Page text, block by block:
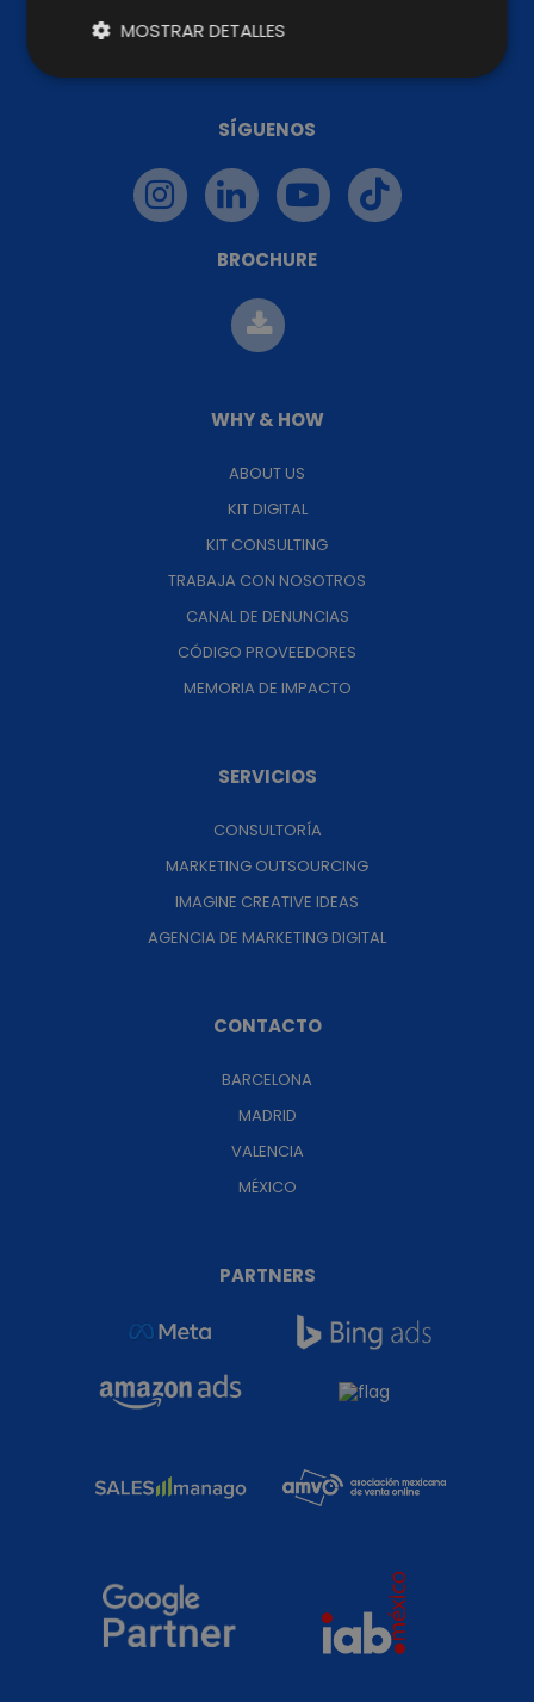
SÍGUENOS
BROCHURE
WHY & HOW
ABOUT US
KIT DIGITAL
KIT CONSULTING
TRABAJA CON NOSOTROS
CANAL DE DENUNCIAS
CÓDIGO PROVEEDORES
MEMORIA DE IMPACTO
SERVICIOS
CONSULTORÍA
MARKETING OUTSOURCING
IMAGINE CREATIVE IDEAS
AGENCIA DE MARKETING DIGITAL
CONTACTO
BARCELONA
MADRID
VALENCIA
MÉXICO
PARTNERS
MOSTRAR DETALLES